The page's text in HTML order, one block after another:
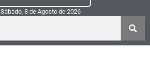
Sábado, 8 de Agosto de 2026